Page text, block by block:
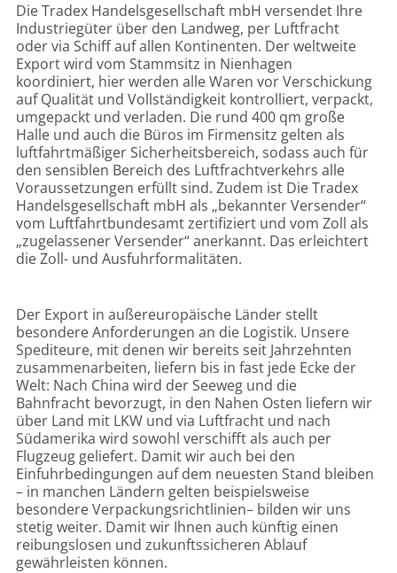
Die Tradex Handelsgesellschaft mbH versendet Ihre
Industriegüter über den Landweg, per Luftfracht
oder via Schiff auf allen Kontinenten. Der weltweite
Export wird vom Stammsitz in Nienhagen
koordiniert, hier werden alle Waren vor Verschickung
auf Qualität und Vollständigkeit kontrolliert, verpackt,
umgepackt und verladen. Die rund 400 qm große
Halle und auch die Büros im Firmensitz gelten als
luftfahrtmäßiger Sicherheitsbereich, sodass auch für
den sensiblen Bereich des Luftfrachtverkehrs alle
Voraussetzungen erfüllt sind. Zudem ist Die Tradex
Handelsgesellschaft mbH als „bekannter Versender“
vom Luftfahrtbundesamt zertifiziert und vom Zoll als
„zugelassener Versender“ anerkannt. Das erleichtert
die Zoll- und Ausfuhrformalitäten.
Der Export in außereuropäische Länder stellt
besondere Anforderungen an die Logistik. Unsere
Spediteure, mit denen wir bereits seit Jahrzehnten
zusammenarbeiten, liefern bis in fast jede Ecke der
Welt: Nach China wird der Seeweg und die
Bahnfracht bevorzugt, in den Nahen Osten liefern wir
über Land mit LKW und via Luftfracht und nach
Südamerika wird sowohl verschifft als auch per
Flugzeug geliefert. Damit wir auch bei den
Einfuhrbedingungen auf dem neuesten Stand bleiben
– in manchen Ländern gelten beispielsweise
besondere Verpackungsrichtlinien– bilden wir uns
stetig weiter. Damit wir Ihnen auch künftig einen
reibungslosen und zukunftssicheren Ablauf
gewährleisten können.